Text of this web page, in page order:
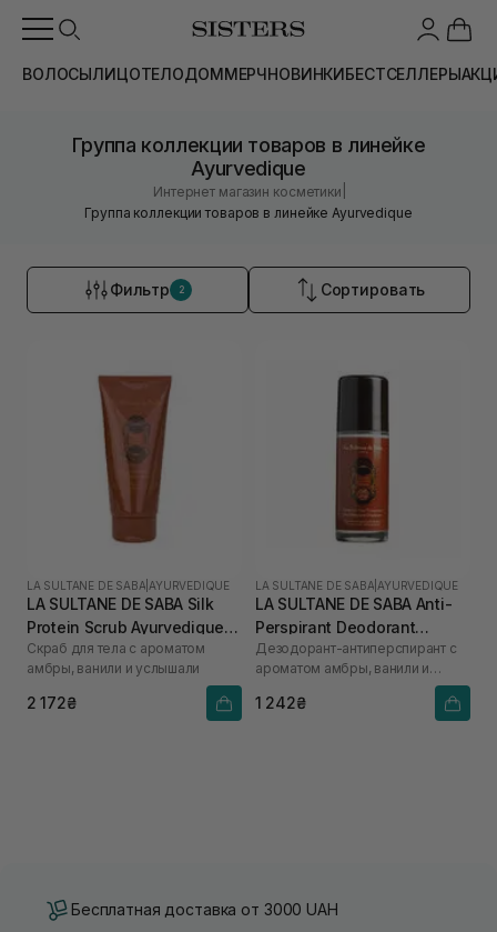
ВОЛОСЫЛИЦОТЕЛОДОММЕРЧНОВИНКИБЕСТСЕЛЛЕРЫ
Группа коллекции товаров в линейке
Ayurvedique
Интернет магазин косметики
Группа коллекции товаров в линейке Ayurvedique
Фильтр 2 Сортировать
LA SULTANE DE SABA AYURVEDIQUE
LA SULTANE DE SABA Silk
Protein Scrub Ayurvedique
200 мл
Скраб для тела с ароматом
амбры, ванили и услышали
2 172₴
LA SULTANE DE SABA AYURVEDIQUE
LA SULTANE DE SABA Anti-
Perspirant Deodorant
Ayurvedique 50 мл
Дезодорант-антиперспирант с
ароматом амбры, ванили и
1 242₴
Бесплатная доставка от 3000 UAH